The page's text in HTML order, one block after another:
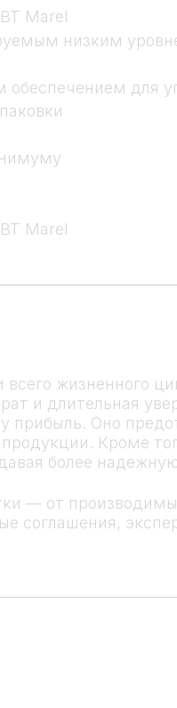
Marel
низким
для
Marel
жизненного
и длительная
Оно
Кроме
более
— от
соглашения,